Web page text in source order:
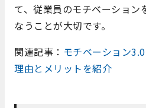
て、従業員のモチベーション
なうことが大切です。
関連記事： モチベーション
理由とメリットを紹介